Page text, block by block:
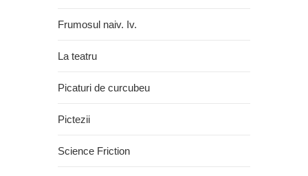
Frumosul naiv. Iv.
La teatru
Picaturi de curcubeu
Pictezii
Science Friction